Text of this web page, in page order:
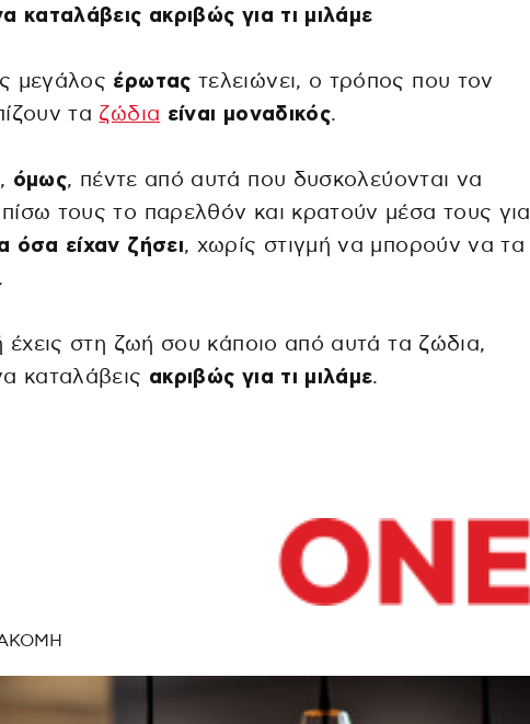
καταλάβεις ακριβώς για τι μιλάμε
μεγάλος έρωτας τελειώνει, ο τρόπος που τον
τα ζώδια είναι μοναδικός.
όμως, πέντε από αυτά που δυσκολεύονται να
τους το παρελθόν και κρατούν μέσα τους για
όσα είχαν ζήσει, χωρίς στιγμή να μπορούν να τα
έχεις στη ζωή σου κάποιο από αυτά τα ζώδια,
καταλάβεις ακριβώς για τι μιλάμε.